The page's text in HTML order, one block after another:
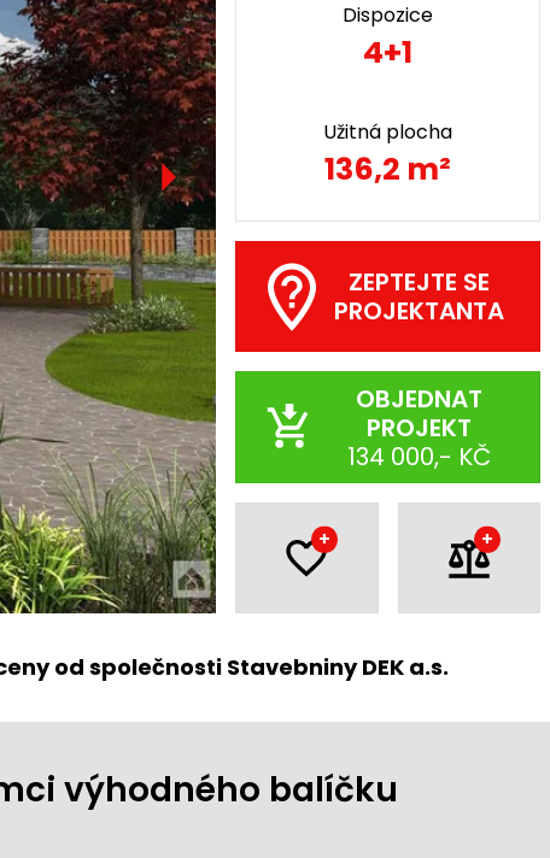
Dispozice
4+1
Užitná plocha
136,2 m²
ZEPTEJTE SE
PROJEKTANTA
OBJEDNAT
PROJEKT
134 000,- KČ
+ +
od společnosti Stavebniny DEK a.s.
výhodného balíčku